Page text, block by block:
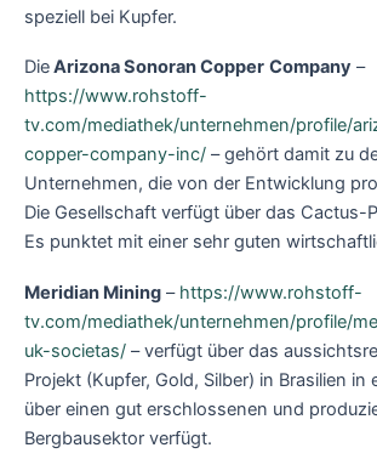
speziell bei Kupfer.
DieArizona Sonoran Copper Company –
https://www.rohstoff-
tv.com/mediathek/unternehmen/profile/
copper-company-inc/ – gehört damit zu
Unternehmen, die von der Entwicklung
Die Gesellschaft verfügt über das Cactus-
Es punktet mit einer sehr guten
Meridian Mining – https://www.rohstoff-
tv.com/mediathek/unternehmen/profile/
uk-societas/ – verfügt über das
Projekt (Kupfer, Gold, Silber) in Brasilien in
über einen gut erschlossenen und
Bergbausektor verfügt.